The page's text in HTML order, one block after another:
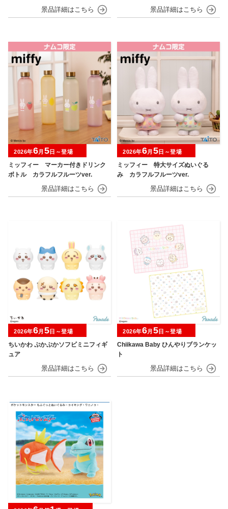
ミッフィー マーカー付きドリンク
ボトル カラフルフルーツver.
2026年6月 5 日～登場
ミッフィー 特大サイズぬいぐる
み カラフルフルーツver.
2026年6月 5 日～登場
ちいかわ ぷかぷかソフビミニフィギ
ュア
2026年6月 5日～登場
Chiikawa Baby ひんやりブランケッ
ト
2026年6月 5日～登場